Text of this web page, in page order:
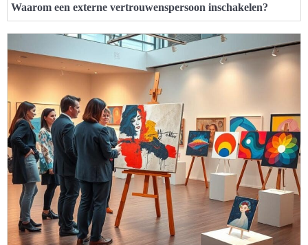
Waarom een externe vertrouwenspersoon inschakelen?